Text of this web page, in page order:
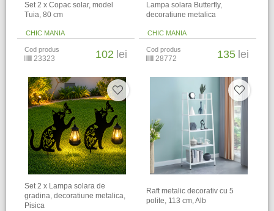
Set 2 x Copac solar, model
Tuia, 80 cm
CHIC MANIA
Cod produs
23323 102 lei
Lampa solara Butterfly,
decoratiune metalica
CHIC MANIA
Cod produs
28772 135 lei
Set 2 x Lampa solara de
gradina, decoratiune metalica,
Pisica
Raft metalic decorativ cu 5
polite, 113 cm, Alb